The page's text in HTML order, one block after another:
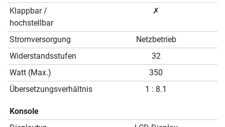
Klappbar /
hochstellbar
✗
Stromversorgung
Netzbetrieb
Widerstandsstufen
32
Watt (Max.)
350
Übersetzungsverhältnis
1 : 8.1
Konsole